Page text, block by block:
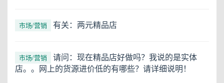
市场/营销 有关：两元精品店
市场/营销
请问：现在精品店好做吗？我说的是实体
店。。网上的货源进价低的有哪些？请详细说明！